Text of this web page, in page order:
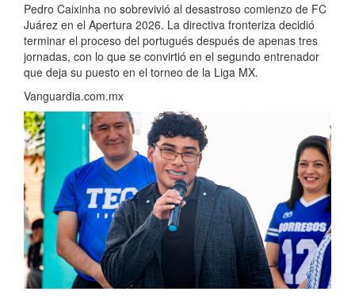
Pedro Caixinha no sobrevivió al desastroso comienzo de FC
Juárez en el Apertura 2026. La directiva fronteriza decidió
terminar el proceso del portugués después de apenas tres
jornadas, con lo que se convirtió en el segundo entrenador
que deja su puesto en el torneo de la Liga MX.
Vanguardia.com.mx